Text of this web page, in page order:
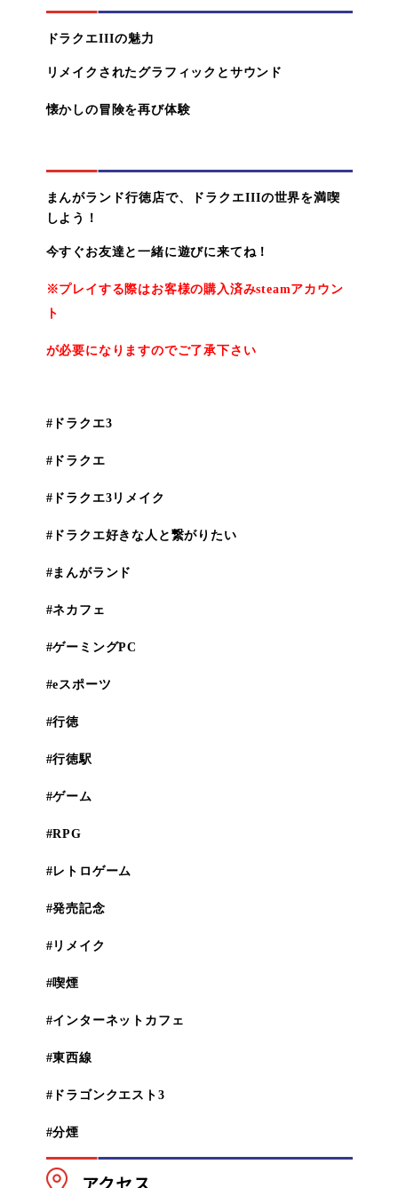
ドラクエIIIの魅力
リメイクされたグラフィックとサウンド
懐かしの冒険を再び体験
まんがランド行徳店で、ドラクエIIIの世界を満喫
しよう！
今すぐお友達と一緒に遊びに来てね！
※プレイする際はお客様の購入済みsteamアカウン
ト
が必要になりますのでご了承下さい
#ドラクエ3
#ドラクエ
#ドラクエ3リメイク
#ドラクエ好きな人と繋がりたい
#まんがランド
#ネカフェ
#ゲーミングPC
#eスポーツ
#行徳
#行徳駅
#ゲーム
#RPG
#レトロゲーム
#発売記念
#リメイク
#喫煙
#インターネットカフェ
#東西線
#ドラゴンクエスト3
#分煙
アクセス